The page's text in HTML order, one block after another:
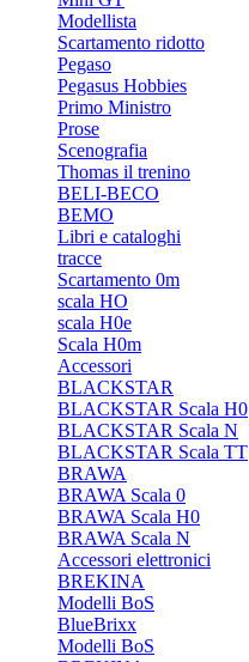
Modellista
Scartamento ridotto
Pegaso
Pegasus Hobbies
Primo Ministro
Prose
Scenografia
Thomas il trenino
BELI-BECO
BEMO
Libri e cataloghi
tracce
Scartamento 0m
scala HO
scala H0e
Scala H0m
Accessori
BLACKSTAR
BLACKSTAR Scala H0
BLACKSTAR Scala N
BLACKSTAR Scala TT
BRAWA
BRAWA Scala 0
BRAWA Scala H0
BRAWA Scala N
Accessori elettronici
BREKINA
Modelli BoS
BlueBrixx
Modelli BoS